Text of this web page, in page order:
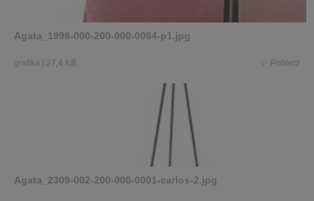
Agata_1998-000-200-000-0064-p1.jpg
grafika | 27,4 KB Pobierz
Agata_2309-002-200-000-0001-carlos-2.jpg